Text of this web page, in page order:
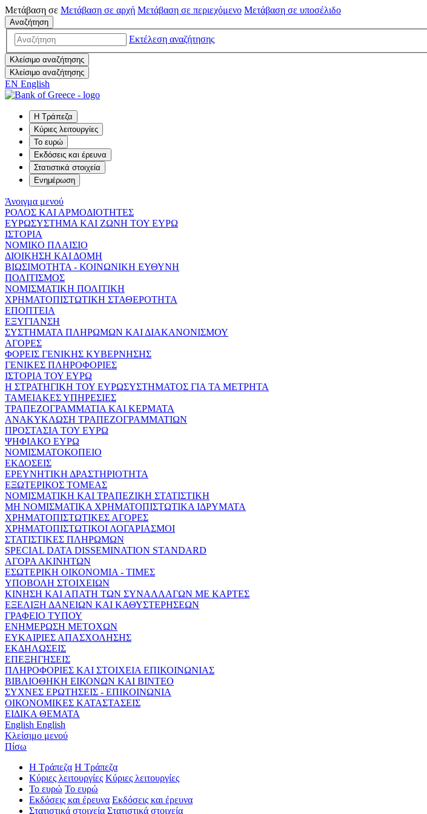
Μετάβαση σε Μετάβαση σε αρχή Μετάβαση σε περιεχόμενο Μετάβαση σε υποσέλιδο
Αναζήτηση
Εκτέλεση αναζήτησης
Κλείσιμο αναζήτησης
Κλείσιμο αναζήτησης
EN English
Η Τράπεζα
Κύριες λειτουργίες
Το ευρώ
Εκδόσεις και έρευνα
Στατιστικά στοιχεία
Ενημέρωση
Άνοιγμα μενού
ΡΟΛΟΣ ΚΑΙ ΑΡΜΟΔΙΟΤΗΤΕΣ
ΕΥΡΩΣΥΣΤΗΜΑ ΚΑΙ ΖΩΝΗ ΤΟΥ ΕΥΡΩ
ΙΣΤΟΡΙΑ
ΝΟΜΙΚΟ ΠΛΑΙΣΙΟ
ΔΙΟΙΚΗΣΗ ΚΑΙ ΔΟΜΗ
ΒΙΩΣΙΜΟΤΗΤΑ - ΚΟΙΝΩΝΙΚΗ ΕΥΘΥΝΗ
ΠΟΛΙΤΙΣΜΟΣ
ΝΟΜΙΣΜΑΤΙΚΗ ΠΟΛΙΤΙΚΗ
ΧΡΗΜΑΤΟΠΙΣΤΩΤΙΚΗ ΣΤΑΘΕΡΟΤΗΤΑ
ΕΠΟΠΤΕΙΑ
ΕΞΥΓΙΑΝΣΗ
ΣΥΣΤΗΜΑΤΑ ΠΛΗΡΩΜΩΝ ΚΑΙ ΔΙΑΚΑΝΟΝΙΣΜΟΥ
ΑΓΟΡΕΣ
ΦΟΡΕΙΣ ΓΕΝΙΚΗΣ ΚΥΒΕΡΝΗΣΗΣ
ΓΕΝΙΚΕΣ ΠΛΗΡΟΦΟΡΙΕΣ
ΙΣΤΟΡΙΑ ΤΟΥ ΕΥΡΩ
Η ΣΤΡΑΤΗΓΙΚΗ ΤΟΥ ΕΥΡΩΣΥΣΤΗΜΑΤΟΣ ΓΙΑ ΤΑ ΜΕΤΡΗΤΑ
ΤΑΜΕΙΑΚΕΣ ΥΠΗΡΕΣΙΕΣ
ΤΡΑΠΕΖΟΓΡΑΜΜΑΤΙΑ ΚΑΙ ΚΕΡΜΑΤΑ
ΑΝΑΚΥΚΛΩΣΗ ΤΡΑΠΕΖΟΓΡΑΜΜΑΤΙΩΝ
ΠΡΟΣΤΑΣΙΑ ΤΟΥ ΕΥΡΩ
ΨΗΦΙΑΚΟ ΕΥΡΩ
ΝΟΜΙΣΜΑΤΟΚΟΠΕΙΟ
ΕΚΔΟΣΕΙΣ
ΕΡΕΥΝΗΤΙΚΗ ΔΡΑΣΤΗΡΙΟΤΗΤΑ
ΕΞΩΤΕΡΙΚΟΣ ΤΟΜΕΑΣ
ΝΟΜΙΣΜΑΤΙΚΗ ΚΑΙ ΤΡΑΠΕΖΙΚΗ ΣΤΑΤΙΣΤΙΚΗ
ΜΗ ΝΟΜΙΣΜΑΤΙΚΑ ΧΡΗΜΑΤΟΠΙΣΤΩΤΙΚΑ ΙΔΡΥΜΑΤΑ
ΧΡΗΜΑΤΟΠΙΣΤΩΤΙΚΕΣ ΑΓΟΡΕΣ
ΧΡΗΜΑΤΟΠΙΣΤΩΤΙΚΟΙ ΛΟΓΑΡΙΑΣΜΟΙ
ΣΤΑΤΙΣΤΙΚΕΣ ΠΛΗΡΩΜΩΝ
SPECIAL DATA DISSEMINATION STANDARD
ΑΓΟΡΑ ΑΚΙΝΗΤΩΝ
ΕΣΩΤΕΡΙΚΗ ΟΙΚΟΝΟΜΙΑ - ΤΙΜΕΣ
ΥΠΟΒΟΛΗ ΣΤΟΙΧΕΙΩΝ
ΚΙΝΗΣΗ ΚΑΙ ΑΠΑΤΗ ΤΩΝ ΣΥΝΑΛΛΑΓΩΝ ΜΕ ΚΑΡΤΕΣ
ΕΞΕΛΙΞΗ ΔΑΝΕΙΩΝ ΚΑΙ ΚΑΘΥΣΤΕΡΗΣΕΩΝ
ΓΡΑΦΕΙΟ ΤΥΠΟΥ
ΕΝΗΜΕΡΩΣΗ ΜΕΤΟΧΩΝ
ΕΥΚΑΙΡΙΕΣ ΑΠΑΣΧΟΛΗΣΗΣ
ΕΚΔΗΛΩΣΕΙΣ
ΕΠΕΞΗΓΗΣΕΙΣ
ΠΛΗΡΟΦΟΡΙΕΣ ΚΑΙ ΣΤΟΙΧΕΙΑ ΕΠΙΚΟΙΝΩΝΙΑΣ
ΒΙΒΛΙΟΘΗΚΗ ΕΙΚΟΝΩΝ ΚΑΙ ΒΙΝΤΕΟ
ΣΥΧΝΕΣ ΕΡΩΤΗΣΕΙΣ - ΕΠΙΚΟΙΝΩΝΙΑ
ΟΙΚΟΝΟΜΙΚΕΣ ΚΑΤΑΣΤΑΣΕΙΣ
ΕΙΔΙΚΑ ΘΕΜΑΤΑ
English English
Κλείσιμο μενού
Πίσω
Η Τράπεζα Η Τράπεζα
Κύριες λειτουργίες Κύριες λειτουργίες
Το ευρώ Το ευρώ
Εκδόσεις και έρευνα Εκδόσεις και έρευνα
Στατιστικά στοιχεία Στατιστικά στοιχεία